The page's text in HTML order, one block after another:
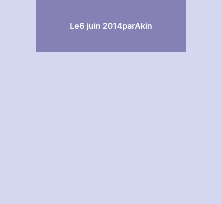
Le6 juin 2014parAkin